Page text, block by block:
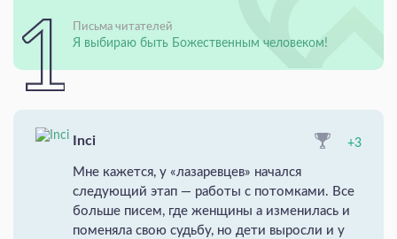
Письма читателей
Я выбираю быть Божественным человеком!
Inci +3
Мне кажется, у «лазаревцев» начался
следующий этап — работы с потомками. Все
больше писем, где женщины а изменилась и
поменяла свою судьбу, но дети выросли и у